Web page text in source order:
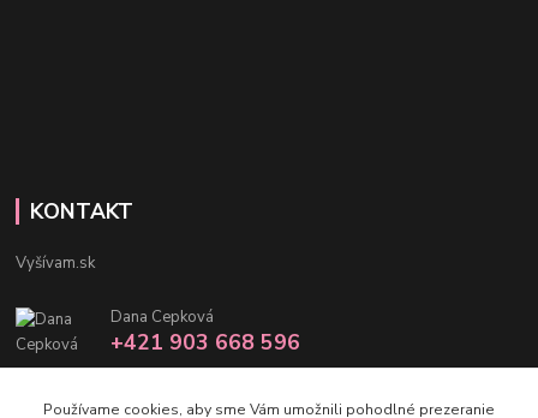
KONTAKT
Vyšívam.sk
Dana Cepková
+421 903 668 596
Používame cookies, aby sme Vám umožnili pohodlné prezeranie